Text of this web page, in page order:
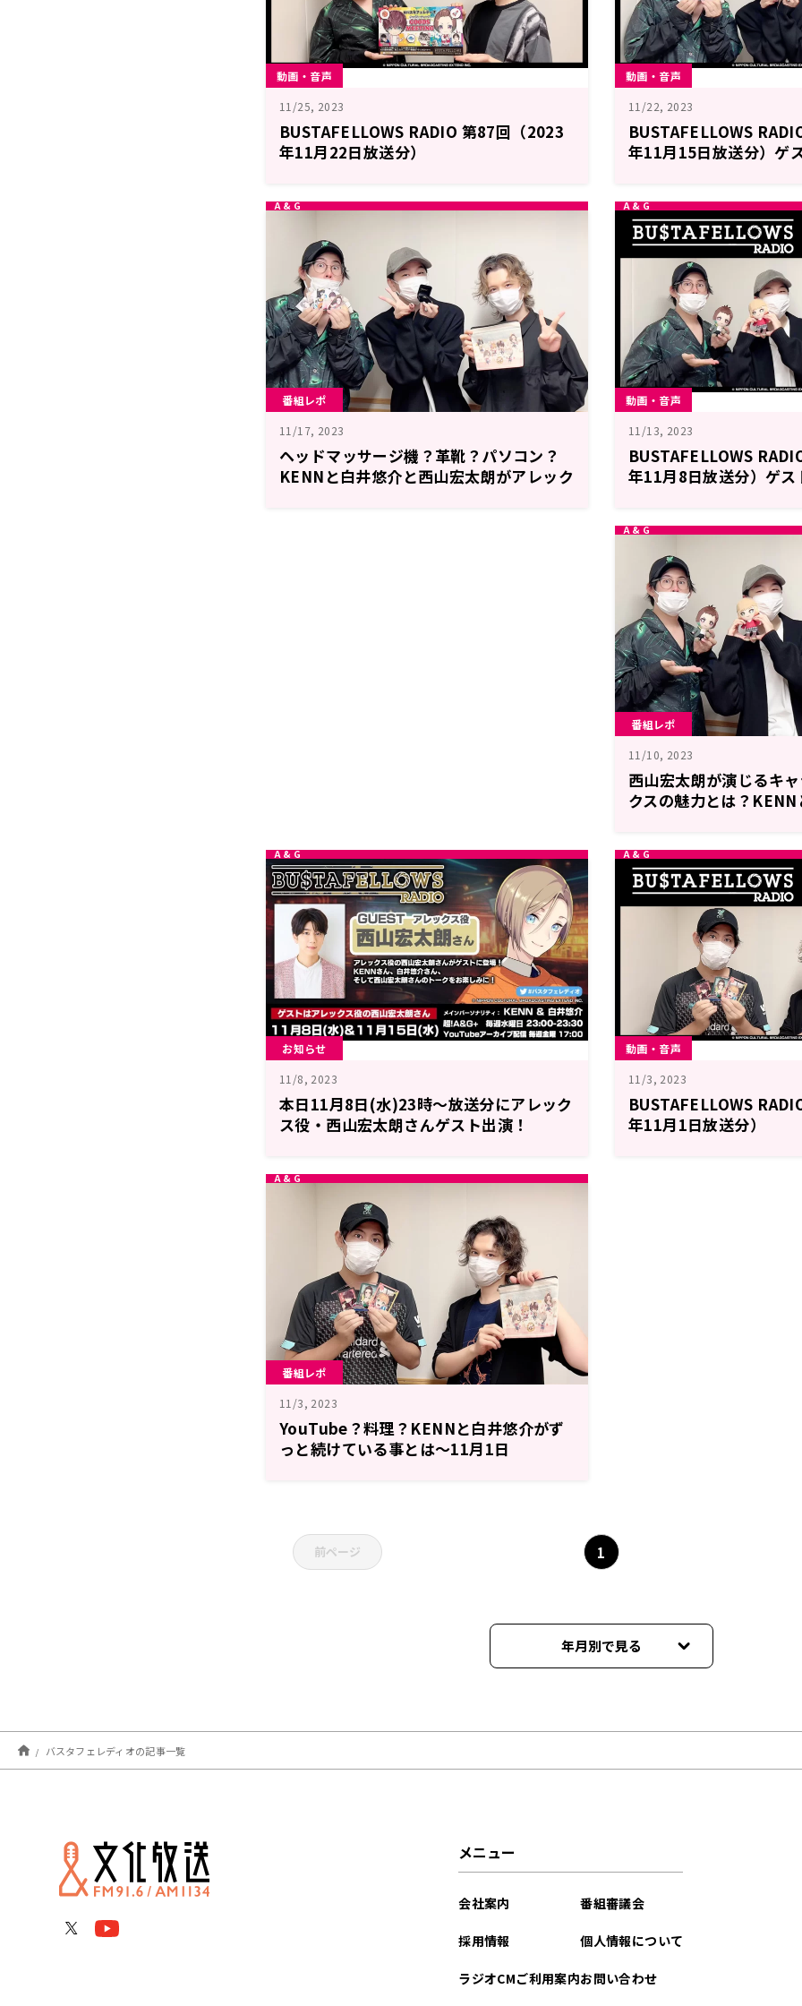
動画・音声
11/25, 2023
BUSTAFELLOWS RADIO 第87回（2023
年11月22日放送分）
動画・音声
11/22, 2023
BUSTAFELLOWS
年11月15日放送分）ゲ
番組レポ
11/17, 2023
ヘッドマッサージ機？革靴？パソコン？
KENNと白井悠介と西山宏太朗がアレック
動画・音声
11/13, 2023
BUSTAFELLOWS
年11月8日放送分）ゲ
番組レポ
11/10, 2023
西山宏太朗が演じるキ
クスの魅力とは？
お知らせ
11/8, 2023
本日11月8日(水)23時～放送分にアレック
ス役・西山宏太朗さんゲスト出演！
動画・音声
11/3, 2023
BUSTAFELLOWS
年11月1日放送分）
番組レポ
11/3, 2023
YouTube？料理？KENNと白井悠介がず
っと続けている事とは～11月1日
前ページ 1
年月別で見る
2025年09月
2025年08月
バスタフェレディオの記事一覧
メニュー
会社案内
採用情報
ラジオCMご利用案内
番組審議会
個人情報について
お問い合わせ